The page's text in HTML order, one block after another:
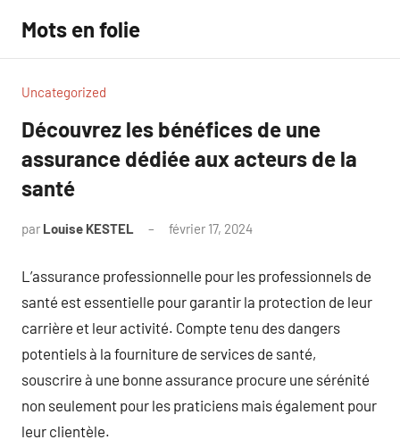
contenu
Mots en folie
Uncategorized
Découvrez les bénéfices de une
assurance dédiée aux acteurs de la
santé
par Louise KESTEL février 17, 2024
L’assurance professionnelle pour les professionnels de
santé est essentielle pour garantir la protection de leur
carrière et leur activité. Compte tenu des dangers
potentiels à la fourniture de services de santé,
souscrire à une bonne assurance procure une sérénité
non seulement pour les praticiens mais également pour
leur clientèle.